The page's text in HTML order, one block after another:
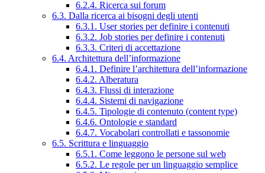
6.2.4. Ricerca sui forum
6.3. Dalla ricerca ai bisogni degli utenti
6.3.1. User stories per definire i contenuti
6.3.2. Job stories per definire i contenuti
6.3.3. Criteri di accettazione
6.4. Architettura dell’informazione
6.4.1. Definire l’architettura dell’informazione
6.4.2. Alberatura
6.4.3. Flussi di interazione
6.4.4. Sistemi di navigazione
6.4.5. Tipologie di contenuto (content type)
6.4.6. Ontologie e standard
6.4.7. Vocabolari controllati e tassonomie
6.5. Scrittura e linguaggio
6.5.1. Come leggono le persone sul web
6.5.2. Le regole per un linguaggio semplice